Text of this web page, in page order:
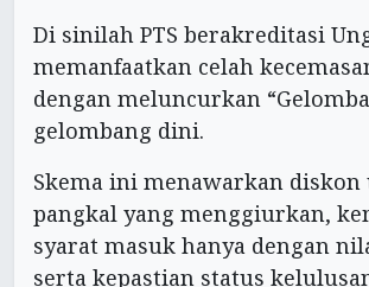
Di sinilah PTS berakreditasi
memanfaatkan celah
dengan meluncurkan
gelombang dini.
Skema ini menawarkan diskon
pangkal yang menggiurkan,
syarat masuk hanya dengan
serta kepastian status